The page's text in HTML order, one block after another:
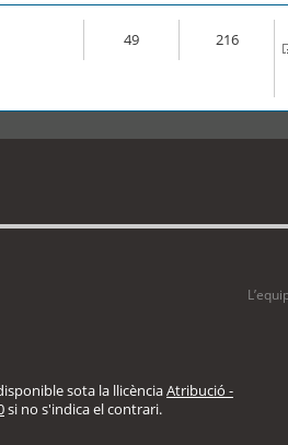
49 216
sota la llicènciaAtribució -
si no s'indica el contrari.